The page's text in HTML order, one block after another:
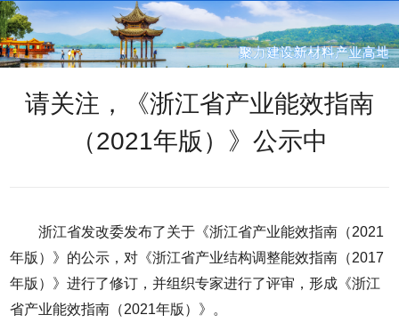
请关注，《浙江省产业能效指南
（2021年版）》公示中
浙江省发改委发布了关于《浙江省产业能效指南（2021
年版）》的公示，对《浙江省产业结构调整能效指南（2017
年版）》进行了修订，并组织专家进行了评审，形成《浙江
省产业能效指南（2021年版）》。